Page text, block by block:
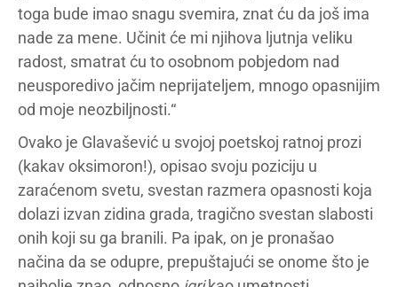
toga bude imao snagu svemira, znat ću da još ima
nade za mene. Učinit će mi njihova ljutnja veliku
radost, smatrat ću to osobnom pobjedom nad
neusporedivo jačim neprijateljem, mnogo opasnijim
od moje neozbiljnosti.“
Ovako je Glavašević u svojoj poetskoj ratnoj prozi
(kakav oksimoron!), opisao svoju poziciju u
zaraćenom svetu, svestan razmera opasnosti koja
dolazi izvan zidina grada, tragično svestan slabosti
onih koji su ga branili. Pa ipak, on je pronašao
načina da se odupre, prepuštajući se onome što je